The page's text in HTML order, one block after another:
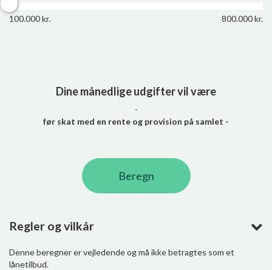
100.000 kr. 800.000 kr.
Dine månedlige udgifter vil være
-
før skat med en rente og provision på samlet -
Beregn
Regler og vilkår
Denne beregner er vejledende og må ikke betragtes som et
lånetilbud.